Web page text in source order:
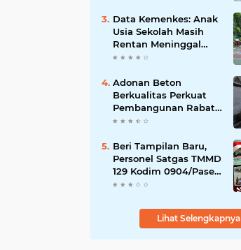
Data Kemenkes: Anak
Usia Sekolah Masih
Rentan Meninggal
Akibat DBD
Adonan Beton
Berkualitas Perkuat
Pembangunan Rabat
Jalan TMMD ke-129 di
Beri Tampilan Baru,
Personel Satgas TMMD
129 Kodim 0904/Paser
Cat Atap Rumah
Lihat Selengkapnya